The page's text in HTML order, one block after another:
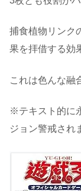
捕食植物リンク
果を拝借する効
これは色んな融
※テキスト的に
ジョン警戒され